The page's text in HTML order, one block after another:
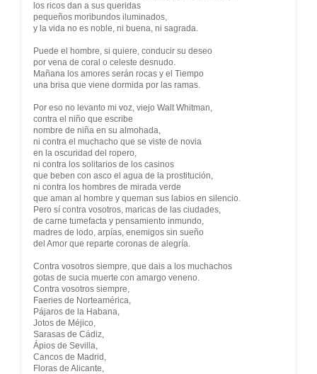
los ricos dan a sus queridas
pequeños moribundos iluminados,
y la vida no es noble, ni buena, ni sagrada.
Puede el hombre, si quiere, conducir su deseo
por vena de coral o celeste desnudo.
Mañana los amores serán rocas y el Tiempo
una brisa que viene dormida por las ramas.
Por eso no levanto mi voz, viejo Walt Whitman,
contra el niño que escribe
nombre de niña en su almohada,
ni contra el muchacho que se viste de novia
en la oscuridad del ropero,
ni contra los solitarios de los casinos
que beben con asco el agua de la prostitución,
ni contra los hombres de mirada verde
que aman al hombre y queman sus labios en silencio.
Pero sí contra vosotros, maricas de las ciudades,
de carne tumefacta y pensamiento inmundo,
madres de lodo, arpías, enemigos sin sueño
del Amor que reparte coronas de alegría.
Contra vosotros siempre, que dais a los muchachos
gotas de sucia muerte con amargo veneno.
Contra vosotros siempre,
Faeries de Norteamérica,
Pájaros de la Habana,
Jotos de Méjico,
Sarasas de Cádiz,
Ápios de Sevilla,
Cancos de Madrid,
Floras de Alicante,